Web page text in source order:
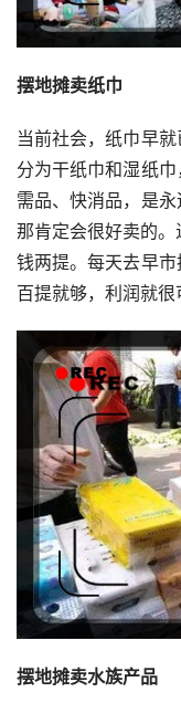
摆地摊卖纸巾
当前社会，纸巾早
分为干纸巾和湿纸
需品、快消品，是永
那肯定会很好卖的
钱两提。每天去早
百提就够，利润就很
摆地摊卖水族产品